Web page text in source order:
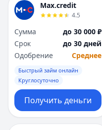
Max.credit
4.5
Сумма
до 30 000 ₽
Срок
до 30 дней
Одобрение
Среднее
Быстрый займ онлайн
Круглосуточно
Получить деньги